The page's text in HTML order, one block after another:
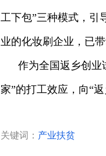
工下包”三种模式，引
业的化妆刷企业，已
作为全国返乡创业
家”的打工效应，向“
关键词： 产业扶贫